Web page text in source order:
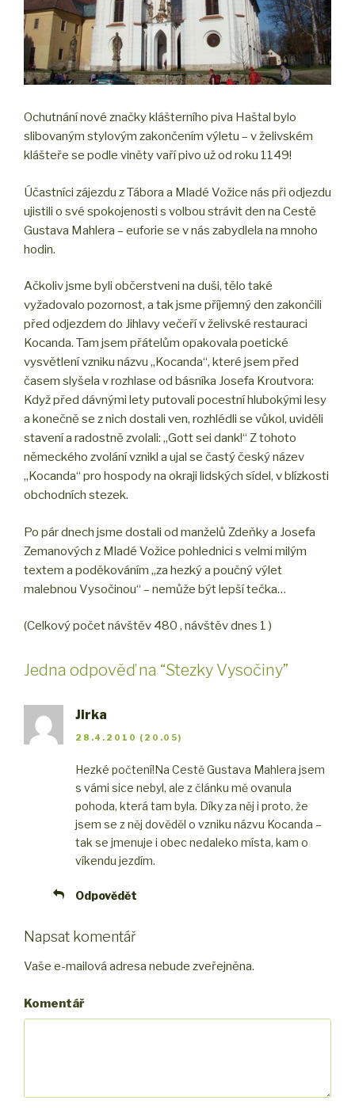
Ochutnání nové značky klášterního piva Haštal bylo
slibovaným stylovým zakončením výletu – v želivském
klášteře se podle viněty vaří pivo už od roku 1149!
Účastníci zájezdu z Tábora a Mladé Vožice nás při odjezdu
ujistili o své spokojenosti s volbou strávit den na Cestě
Gustava Mahlera – euforie se v nás zabydlela na mnoho
hodin.
Ačkoliv jsme byli občerstveni na duši, tělo také
vyžadovalo pozornost, a tak jsme příjemný den zakončili
před odjezdem do Jihlavy večeří v želivské restauraci
Kocanda. Tam jsem přátelům opakovala poetické
vysvětlení vzniku názvu „Kocanda“, které jsem před
časem slyšela v rozhlase od básníka Josefa Kroutvora:
Když před dávnými lety putovali pocestní hlubokými lesy
a konečně se z nich dostali ven, rozhlédli se vůkol, uviděli
stavení a radostně zvolali: „Gott sei dank!“ Z tohoto
německého zvolání vznikl a ujal se častý český název
„Kocanda“ pro hospody na okraji lidských sídel, v blízkosti
obchodních stezek.
Po pár dnech jsme dostali od manželů Zdeňky a Josefa
Zemanových z Mladé Vožice pohlednici s velmi milým
textem a poděkováním „za hezký a poučný výlet
malebnou Vysočinou“ – nemůže být lepší tečka…
(Celkový počet návštěv 480 , návštěv dnes 1 )
Jedna odpověď na “Stezky Vysočiny”
Jirka
28.4.2010 (20.05)
Hezké počtení!Na Cestě Gustava Mahlera jsem
s vámi sice nebyl, ale z článku mě ovanula
pohoda, která tam byla. Díky za něj i proto, že
jsem se z něj dověděl o vzniku názvu Kocanda –
tak se jmenuje i obec nedaleko místa, kam o
víkendu jezdím.
Odpovědět
Napsat komentář
Vaše e-mailová adresa nebude zveřejněna.
Komentář